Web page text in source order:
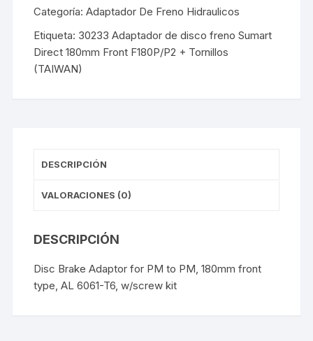
180mm
F180P/P2
+
Tornillos
Categoría:Adaptador De Freno Hidraulicos
Etiqueta: 30233 Adaptador de disco freno Sumart
Direct 180mm Front F180P/P2 + Tornillos
(TAIWAN)
DESCRIPCIÓN
VALORACIONES (0)
DESCRIPCIÓN
Disc Brake Adaptor for PM to PM, 180mm front
type, AL 6061-T6, w/screw kit